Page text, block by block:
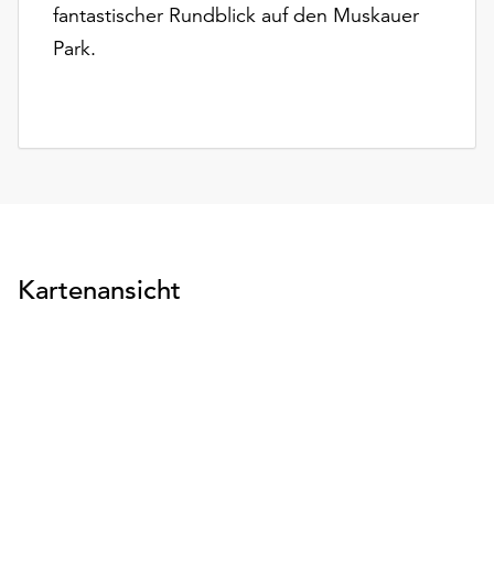
unserer
Datenschutzerklärung
.
fantastischer Rundblick auf den Muskauer
Park.
Kartenansicht